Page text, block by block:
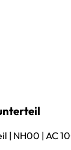
| NH00 | AC